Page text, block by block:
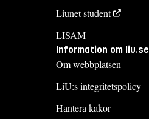
Liunet student
LISAM
Information om liu.se
Om webbplatsen
LiU:s integritetspolicy
Hantera kakor